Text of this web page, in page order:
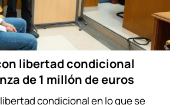
libertad condicional
de 1 millón de euros
condicional en lo que se